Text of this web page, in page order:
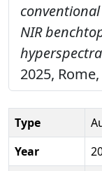
NIR
2025,
Type
Year